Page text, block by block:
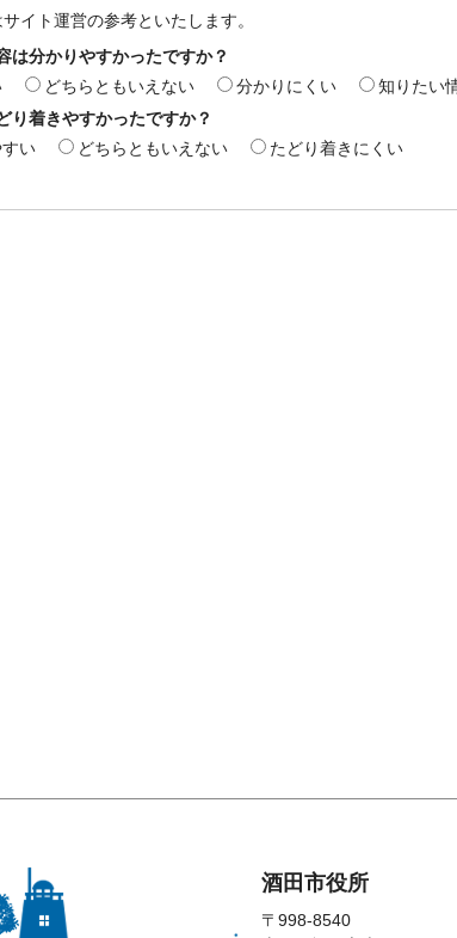
イト運営の参考といたします。
は分かりやすかったですか？
どちらともいえない 分かりにくい
知りたい
り着きやすかったですか？
い どちらともいえない たどり着きにくい
酒田市役所
〒998-8540